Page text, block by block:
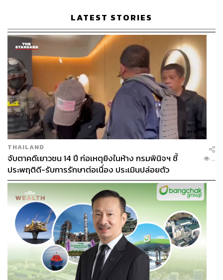
LATEST STORIES
THAILAND
จับตาคดีเยาวชน 14 ปี ก่อเหตุยิงในห้าง กรมพินิจฯ ชี้
ประพฤติดี-รับการรักษาต่อเนื่อง ประเมินปล่อยตัว
...